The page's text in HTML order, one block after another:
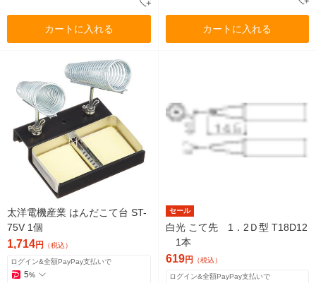
カートに入れる カートに入れる
太洋電機産業 はんだこて台 ST-
75V 1個
1,714円 （税込）
ログイン&全額PayPay支払いで
5%
セール
白光 こて先 1．2Ｄ型 T18D12
1本
619円 （税込）
ログイン&全額PayPay支払いで